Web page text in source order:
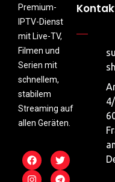
Premium-
IPTV-Dienst
mit Live-TV,
Filmen und
Serien mit
schnellem,
stabilem
Streaming auf
allen Geräten.